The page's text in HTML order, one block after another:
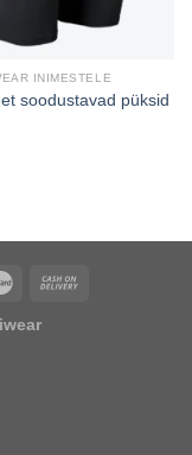
INIMESTELE
soodustavad püksid